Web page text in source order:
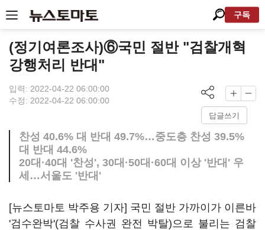
구독
(정기여론조사)⑥국민 절반 "검찰개혁
강행처리 반대"
입력: 2022-04-22 06:00:00
수정: 2022-04-22 06:00:00
답글쓰기
찬성 40.6% 대 반대 49.7%…중도층 찬성 39.5%
대 반대 44.6%
20대·40대 '찬성', 30대·50대·60대 이상 '반대' 우
세…서울도 '반대'
[뉴스토마토 박주용 기자] 국민 절반 가까이가 이른바
'검수완박'(검찰 수사권 완전 박탈)으로 불리는 검찰